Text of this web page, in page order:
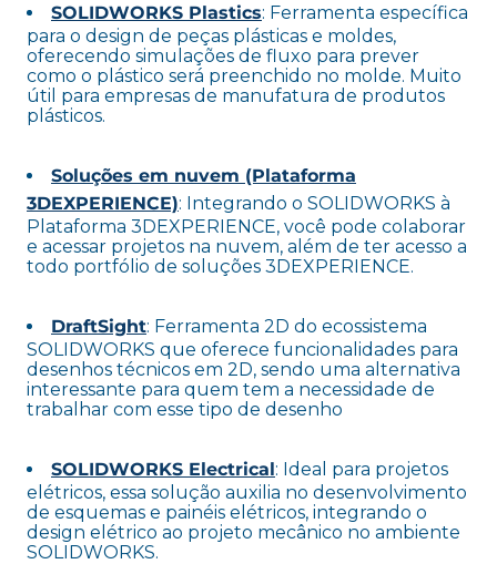
SOLIDWORKS Plastics: Ferramenta específica
para o design de peças plásticas e moldes,
oferecendo simulações de fluxo para prever
como o plástico será preenchido no molde. Muito
útil para empresas de manufatura de produtos
plásticos.
Soluções em nuvem (Plataforma
3DEXPERIENCE): Integrando o SOLIDWORKS à
Plataforma 3DEXPERIENCE, você pode colaborar
e acessar projetos na nuvem, além de ter acesso a
todo portfólio de soluções 3DEXPERIENCE.
DraftSight: Ferramenta 2D do ecossistema
SOLIDWORKS que oferece funcionalidades para
desenhos técnicos em 2D, sendo uma alternativa
interessante para quem tem a necessidade de
trabalhar com esse tipo de desenho
SOLIDWORKS Electrical: Ideal para projetos
elétricos, essa solução auxilia no desenvolvimento
de esquemas e painéis elétricos, integrando o
design elétrico ao projeto mecânico no ambiente
SOLIDWORKS.